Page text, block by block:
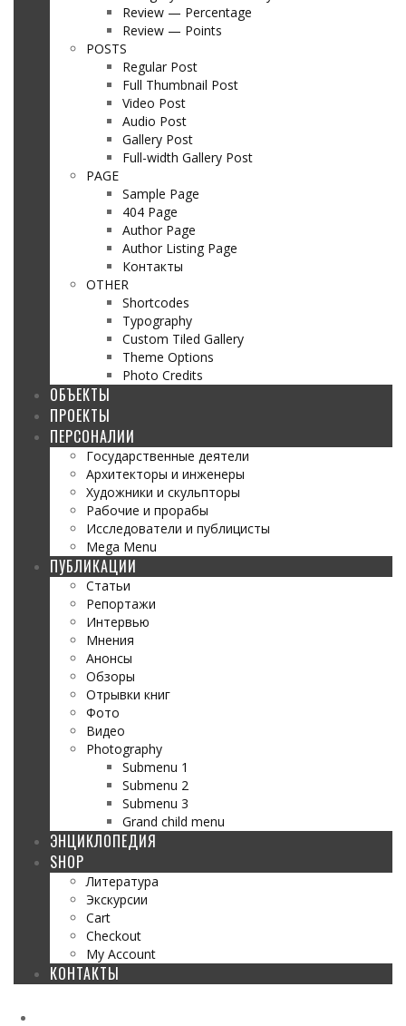
Review — Percentage
Review — Points
POSTS
Regular Post
Full Thumbnail Post
Video Post
Audio Post
Gallery Post
Full-width Gallery Post
PAGE
Sample Page
404 Page
Author Page
Author Listing Page
Контакты
OTHER
Shortcodes
Typography
Custom Tiled Gallery
Theme Options
Photo Credits
ОБЪЕКТЫ
ПРОЕКТЫ
ПЕРСОНАЛИИ
Государственные деятели
Архитекторы и инженеры
Художники и скульпторы
Рабочие и прорабы
Исследователи и публицисты
Mega Menu
ПУБЛИКАЦИИ
Статьи
Репортажи
Интервью
Мнения
Анонсы
Обзоры
Отрывки книг
Фото
Видео
Photography
Submenu 1
Submenu 2
Submenu 3
Grand child menu
ЭНЦИКЛОПЕДИЯ
SHOP
Литература
Экскурсии
Cart
Checkout
My Account
КОНТАКТЫ